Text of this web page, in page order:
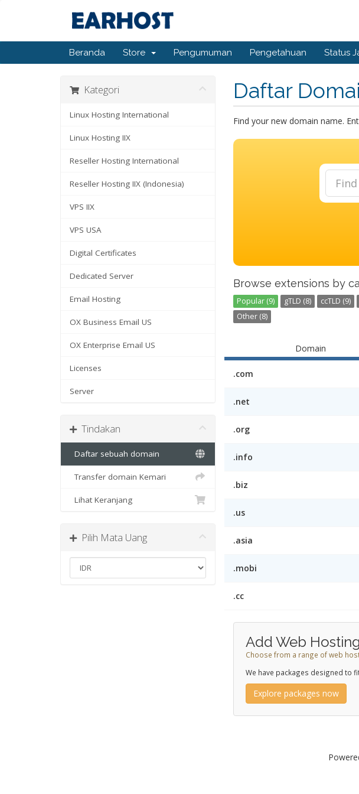
Beranda Store Pengumuman Pengetahuan Status
Daftar
Kategori
Linux Hosting International
Linux Hosting IIX
Reseller Hosting International
Reseller Hosting IIX (Indonesia)
VPS IIX
VPS USA
Digital Certificates
Dedicated Server
Email Hosting
OX Business Email US
OX Enterprise Email US
Licenses
Server
Tindakan
Daftar sebuah domain
Transfer domain Kemari
Lihat Keranjang
Pilih Mata Uang
Find your new domain name.
Browse extensions by
Popular (9) gTLD (8) ccTLD (9)
Other (8)
Domain
.com
.net
.org
.info
.biz
.us
.asia
.mobi
.cc
Add Web Hosting
Choose from a range of web
We have packages designed to
Explore packages now